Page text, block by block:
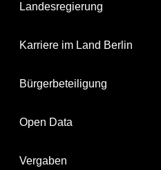
Landesregierung
Karriere im Land Berlin
Bürgerbeteiligung
Open Data
Vergaben